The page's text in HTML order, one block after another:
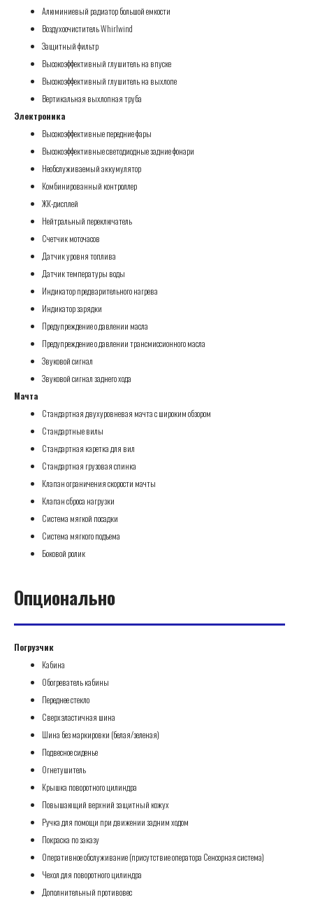
Алюминиевый радиатор большой емкости
Воздухоочиститель Whirlwind
Защитный фильтр
Высокоэффективный глушитель на впуске
Высокоэффективный глушитель на выхлопе
Вертикальная выхлопная труба
Электроника
Высокоэффективные передние фары
Высокоэффективные светодиодные задние фонари
Необслуживаемый аккумулятор
Комбинированный контроллер
ЖК-дисплей
Нейтральный переключатель
Счетчик моточасов
Датчик уровня топлива
Датчик температуры воды
Индикатор предварительного нагрева
Индикатор зарядки
Предупреждение о давлении масла
Предупреждение о давлении трансмиссионного масла
Звуковой сигнал
Звуковой сигнал заднего хода
Мачта
Стандартная двухуровневая мачта с широким обзором
Стандартные вилы
Стандартная каретка для вил
Стандартная грузовая спинка
Клапан ограничения скорости мачты
Клапан сброса нагрузки
Система мягкой посадки
Система мягкого подъема
Боковой ролик
Опционально
Погрузчик
Кабина
Обогреватель кабины
Переднее стекло
Сверхэластичная шина
Шина без маркировки (белая/зеленая)
Подвесное сиденье
Огнетушитель
Крышка поворотного цилиндра
Повышающий верхний защитный кожух
Ручка для помощи при движении задним ходом
Покраска по заказу
Оперативное обслуживание (присутствие оператора Сенсорная система)
Чехол для поворотного цилиндра
Дополнительный противовес